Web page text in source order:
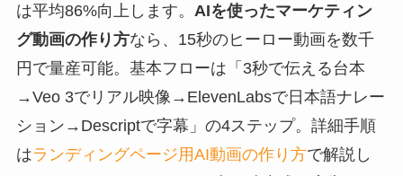
は平均86%向上します。 AIを使ったマーケティン
グ動画の作り方なら、15秒のヒーロー動画を数千
円で量産可能。基本フローは「3秒で伝える台本
→Veo 3でリアル映像→ElevenLabsで日本語ナレー
ション→Descriptで字幕」の4ステップ。詳細手順
はランディングページ用AI動画の作り方で解説し